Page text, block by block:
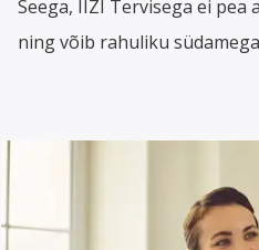
Seega, IIZI Tervisega ei
ning võib rahuliku